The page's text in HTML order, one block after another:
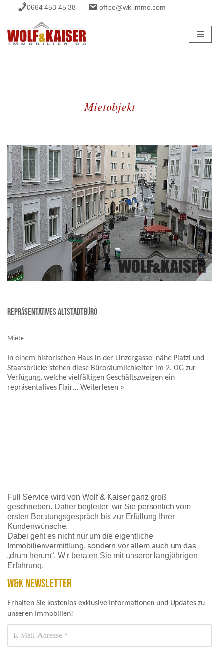
Inhalt
springen
0664 453 45 38 office@wk-immo.com
Mietobjekt
Repräsentatives Altstadtbüro
Miete
In einem historischen Haus in der Linzergasse, nähe Platzl und
Staatsbrücke stehen diese Büroräumlichkeiten im 2. OG zur
Verfügung, welche vielfältigen Geschäftszweigen ein
repräsentatives Flair… Weiterlesen »
Full Service wird von Wolf & Kaiser ganz groß
geschrieben. Daher begleiten wir Sie persönlich vom
ersten Beratungsgespräch bis zur Erfüllung Ihrer
Kundenwünsche.
Dabei geht es nicht nur um die eigentliche
Immobilienvermittlung, sondern vor allem auch um das
„drum herum“. Wir beraten Sie mit unserer langjährigen
Erfahrung.
W&K NEWSLETTER
Erhalten Sie kostenlos exklusive Informationen und Updates zu
unseren Immobilien!